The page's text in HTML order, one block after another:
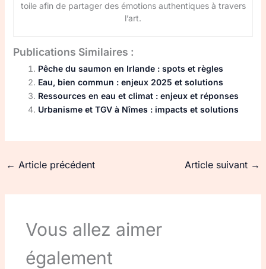
toile afin de partager des émotions authentiques à travers
l’art.
Publications Similaires :
Pêche du saumon en Irlande : spots et règles
Eau, bien commun : enjeux 2025 et solutions
Ressources en eau et climat : enjeux et réponses
Urbanisme et TGV à Nîmes : impacts et solutions
← Article précédent Article suivant →
Vous allez aimer
également